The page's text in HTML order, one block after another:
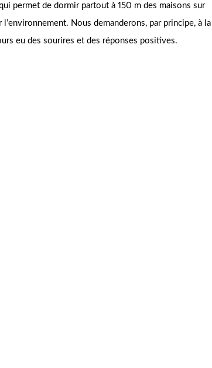
permet de dormir partout à 150 m des maisons sur
Nous demanderons, par principe, à la
eu des sourires et des réponses positives.